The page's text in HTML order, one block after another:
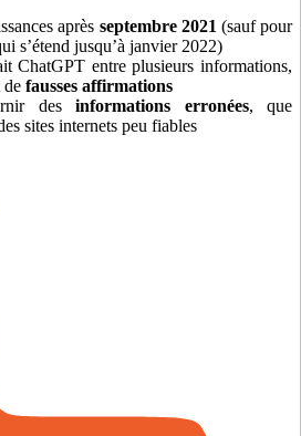
après septembre 2021 (sauf pour
s’étend jusqu’à janvier 2022)
ChatGPT entre plusieurs informations,
de fausses affirmations
desinformations erronées, que
sites internets peu fiables